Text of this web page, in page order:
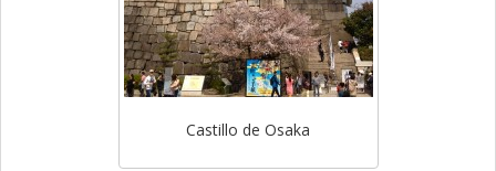
Castillo de Osaka